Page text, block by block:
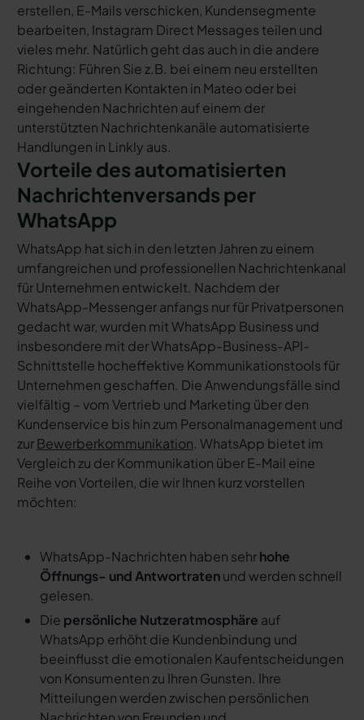
erstellen, E-Mails verschicken, Kundensegmente
bearbeiten, Instagram Direct Messages teilen und
vieles mehr. Natürlich geht das auch in die andere
Richtung: Führen Sie z.B. bei einem neu erstellten
oder geänderten Kontakten in Mateo oder bei
eingehenden Nachrichten auf einem der
unterstützten Nachrichtenkanäle automatisierte
Handlungen in Linkly aus.
Vorteile des automatisierten
Nachrichtenversands per
WhatsApp
WhatsApp hat sich in den letzten Jahren zu einem
umfangreichen und professionellen Nachrichtenkanal
für Unternehmen entwickelt. Nachdem der
WhatsApp-Messenger anfangs nur für Privatpersonen
gedacht war, wurden mit WhatsApp Business und
insbesondere mit der WhatsApp-Business-API-
Schnittstelle hocheffektive Kommunikationstools für
Unternehmen geschaffen. Die Anwendungsfälle sind
vielfältig – vom Vertrieb und Marketing über den
Kundenservice bis hin zum Personalmanagement und
zurBewerberkommunikation. WhatsApp bietet im
Vergleich zu der Kommunikation über E-Mail eine
Reihe von Vorteilen, die wir Ihnen kurz vorstellen
möchten:
WhatsApp-Nachrichten haben sehrhohe
Öffnungs- und Antwortratenund werden schnell
gelesen.
Die persönliche Nutzeratmosphäre auf
WhatsApp erhöht die Kundenbindung und
beeinflusst die emotionalen Kaufentscheidungen
von Konsumenten zu Ihren Gunsten. Ihre
Mitteilungen werden zwischen persönlichen